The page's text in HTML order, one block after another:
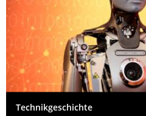
Technikgeschichte